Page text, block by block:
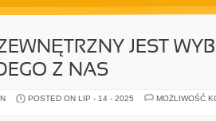
JEST
Z NAS
POSTED ON LIP - 14 - 2025
MOŻLIWOŚĆ